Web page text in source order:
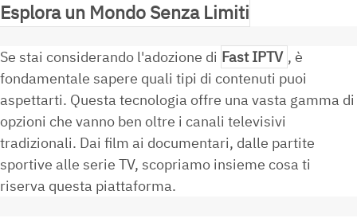
Esplora un Mondo Senza Limiti
Se stai considerando l'adozione di Fast IPTV , è
fondamentale sapere quali tipi di contenuti puoi
aspettarti. Questa tecnologia offre una vasta gamma di
opzioni che vanno ben oltre i canali televisivi
tradizionali. Dai film ai documentari, dalle partite
sportive alle serie TV, scopriamo insieme cosa ti
riserva questa piattaforma.